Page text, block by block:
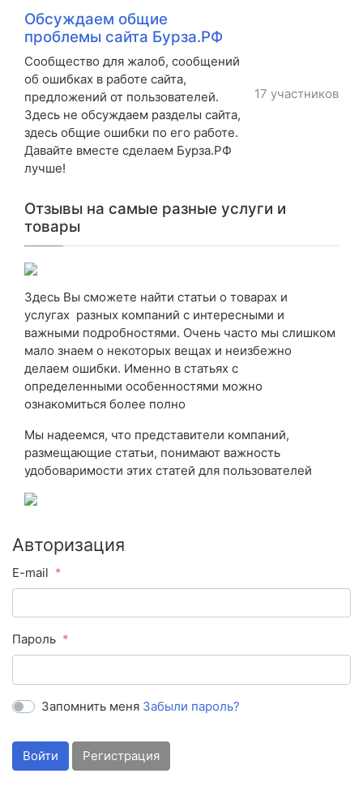
Обсуждаем общие
проблемы сайта Бурза.РФ
Сообщество для жалоб, сообщений
об ошибках в работе сайта,
предложений от пользователей.
Здесь не обсуждаем разделы сайта,
здесь общие ошибки по его работе.
Давайте вместе сделаем Бурза.РФ
лучше!
17 участников
Отзывы на самые разные услуги и
товары
Здесь Вы сможете найти статьи о товарах и
услугах разных компаний с интересными и
важными подробностями. Очень часто мы слишком
мало знаем о некоторых вещах и неизбежно
делаем ошибки. Именно в статьях с
определенными особенностями можно
ознакомиться более полно
Мы надеемся, что представители компаний,
размещающие статьи, понимают важность
удобоваримости этих статей для пользователей
Авторизация
E-mail
Пароль
Запомнить меня Забыли пароль?
Войти Регистрация